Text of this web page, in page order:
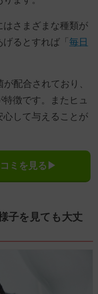
さまざまな種類が
るとすれば「 毎日
配合されており、
徴です。またヒュ
心して与えることが
ミを見る▶
子を見ても大丈